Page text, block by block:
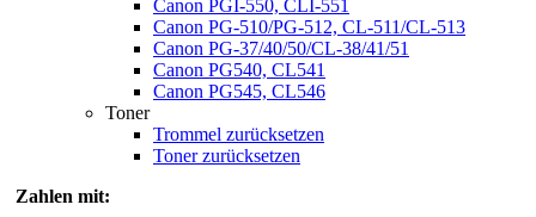
Canon PGI-550, CLI-551
Canon PG-510/PG-512, CL-511/CL-513
Canon PG-37/40/50/CL-38/41/51
Canon PG540, CL541
Canon PG545, CL546
Toner
Trommel zurücksetzen
Toner zurücksetzen
Zahlen mit: